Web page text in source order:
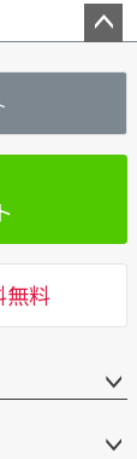
へ
無料